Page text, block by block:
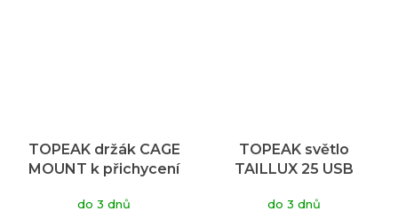
TOPEAK držák CAGE
MOUNT k přichycení
do 3 dnů
TOPEAK světlo
TAILLUX 25 USB
do 3 dnů